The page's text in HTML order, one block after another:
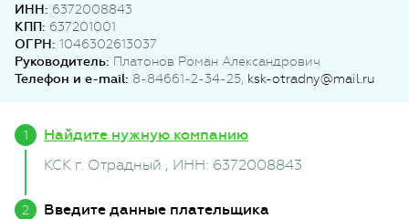
ИНН: 6372008843
КПП: 637201001
ОГРН: 1046302613037
Руководитель: Платонов Роман Александрович
Телефон и e-mail: 8-84661-2-34-25, ksk-otradny@mail.ru
Найдите нужную компанию
КСК г. Отрадный , ИНН: 6372008843
Введите данные плательщика